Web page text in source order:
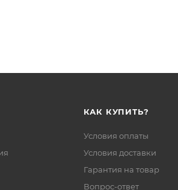
КАК КУПИТЬ?
Условия оплаты
Условия доставки
Гарантия на товар
Вопрос-ответ